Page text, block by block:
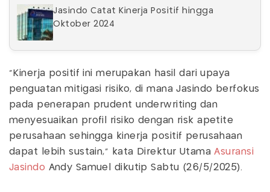
Jasindo Catat Kinerja Positif hingga
Oktober 2024
"Kinerja positif ini merupakan hasil dari upaya
penguatan mitigasi risiko, di mana Jasindo berfokus
pada penerapan prudent underwriting dan
menyesuaikan profil risiko dengan risk apetite
perusahaan sehingga kinerja positif perusahaan
dapat lebih sustain," kata Direktur UtamaAsuransi
Jasindo Andy Samuel dikutip Sabtu (26/5/2025).